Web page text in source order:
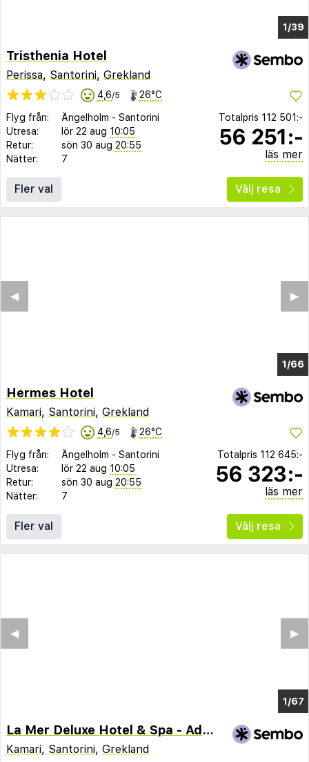
1/35
Tristhenia Hotel
Perissa, Santorini, Grekland
4,6/5 26°C
Flyg från: Ängelholm - Santorini
Utresa:
lör 22 aug 10:05
Retur:
sön 30 aug 20:55
Nätter:
7
Totalpris 112 501:-
56 251:-
läs mer
Fler val Välj resa
1/58
▶︎
◀︎
Hermes Hotel
Kamari, Santorini, Grekland
4,6/5 26°C
Flyg från: Ängelholm - Santorini
Utresa:
lör 22 aug 10:05
Retur:
sön 30 aug 20:55
Nätter:
7
Totalpris 112 645:-
56 323:-
läs mer
Fler val Välj resa
1/60
▶︎
◀︎
La Mer Deluxe Hotel & Spa - Adults only
Kamari, Santorini, Grekland